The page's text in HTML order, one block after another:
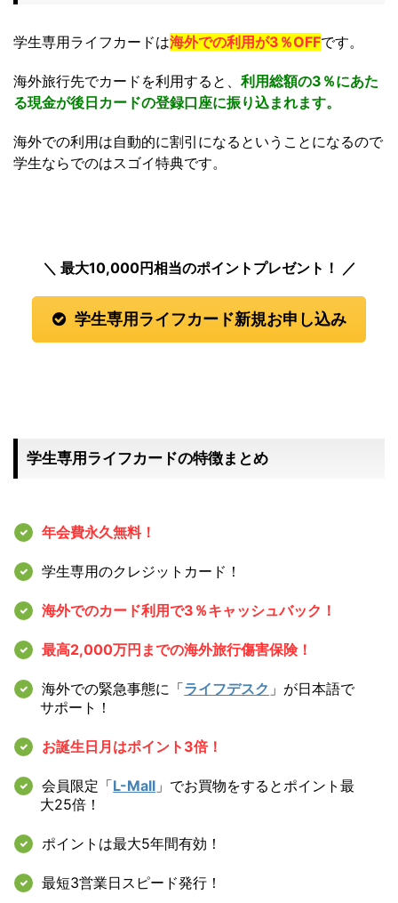
学生専用ライフカードは海外での利用が3％OFFです。
海外旅行先でカードを利用すると、 利用総額の3％にあた
る現金が後日カードの登録口座に振り込まれます。
海外での利用は自動的に割引になるということになるので
学生ならでのはスゴイ特典です。
＼ 最大10,000円相当のポイントプレゼント！ ／
学生専用ライフカード新規お申し込み
学生専用ライフカードの特徴まとめ
年会費永久無料！
学生専用のクレジットカード！
海外でのカード利用で3 ％キャッシュバック！
最高2,000万円までの海外旅行傷害保険！
海外での緊急事態に「ライフデスク 」が日本語で
サポート！
お誕生日月はポイント3倍！
会員限定「L-Mall 」でお買物をするとポイント最
大25倍！
ポイントは最大5年間有効！
最短3営業日スピード発行！